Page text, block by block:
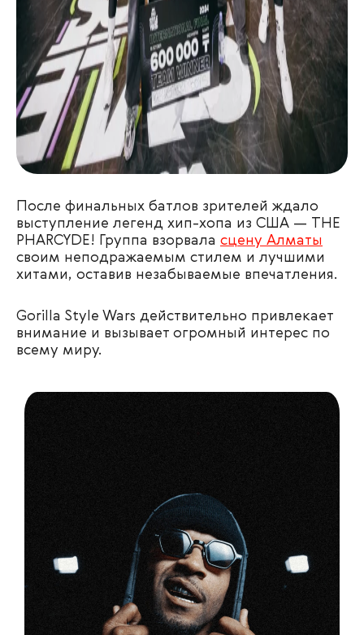
После финальных батлов зрителей ждало
выступление легенд хип-хопа из США — THE
PHARCYDE! Группа взорвала сцену Алматы
своим неподражаемым стилем и лучшими
хитами, оставив незабываемые впечатления.
Gorilla Style Wars действительно привлекает
внимание и вызывает огромный интерес по
всему миру.